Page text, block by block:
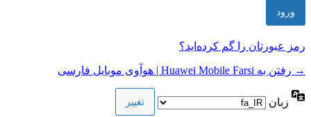
رمز عبورتان را گم کرده‌اید؟
→ رفتن به Huawei Mobile Farsi | هوآوی موبایل فارسی
زبان